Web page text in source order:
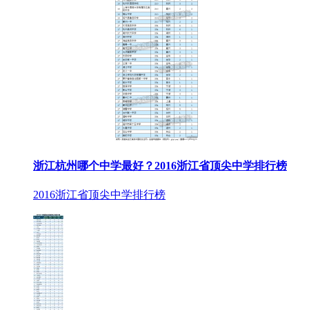
浙江杭州哪个中学最好？2016浙江省顶尖中学排行榜
2016浙江省顶尖中学排行榜